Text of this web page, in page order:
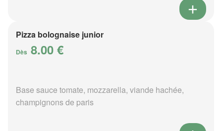
Pizza bolognaise junior
Dès 8.00 €
Base sauce tomate, mozzarella, viande hachée,
champignons de paris